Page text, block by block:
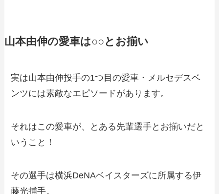
山本由伸の愛車は○○とお揃い
実は山本由伸投手の1つ目の愛車・メルセデスベ
ンツには素敵なエピソードがあります。
それはこの愛車が、とある先輩選手とお揃いだと
いうこと！
その選手は横浜DeNAベイスターズに所属する伊
藤光捕手。